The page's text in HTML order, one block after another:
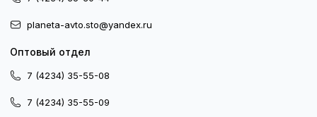
planeta-avto.sto@yandex.ru
Оптовый отдел
7 (4234) 35-55-08
7 (4234) 35-55-09